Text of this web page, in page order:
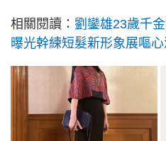
相關閱讀： 劉鑾雄23歲千
曝光幹練短髮新形象展嘔